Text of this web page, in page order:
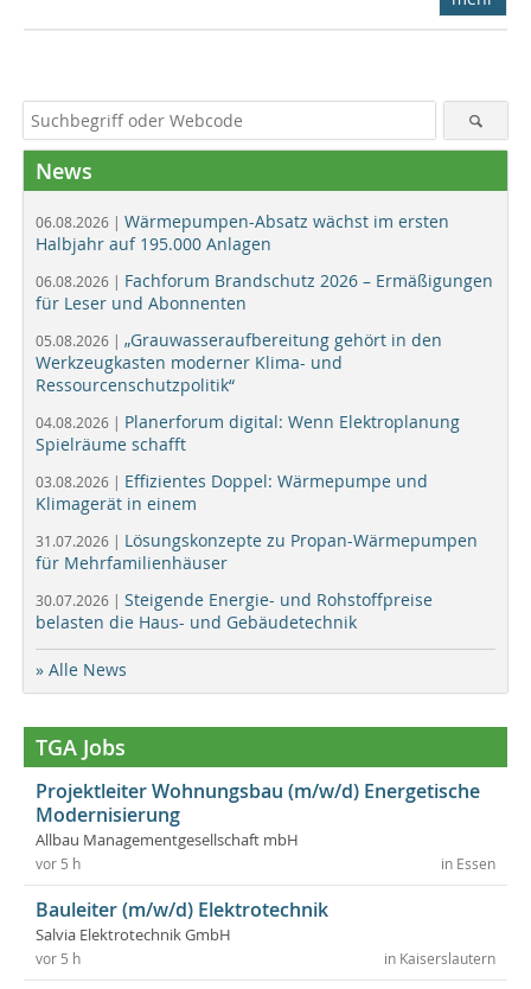
News
06.08.2026 | Wärmepumpen-Absatz wächst im ersten
Halbjahr auf 195.000 Anlagen
06.08.2026 | Fachforum Brandschutz 2026 – Ermäßigungen
für Leser und Abonnenten
05.08.2026 | „Grauwasseraufbereitung gehört in den
Werkzeugkasten moderner Klima- und
Ressourcenschutzpolitik“
04.08.2026 | Planerforum digital: Wenn Elektroplanung
Spielräume schafft
03.08.2026 | Effizientes Doppel: Wärmepumpe und
Klimagerät in einem
31.07.2026 | Lösungskonzepte zu Propan-Wärmepumpen
für Mehrfamilienhäuser
30.07.2026 | Steigende Energie- und Rohstoffpreise
belasten die Haus- und Gebäudetechnik
» Alle News
TGA Jobs
Projektleiter Wohnungsbau (m/w/d) Energetische
Modernisierung
Allbau Managementgesellschaft mbH
in Essen
vor 5 h
Bauleiter (m/w/d) Elektrotechnik
Salvia Elektrotechnik GmbH
in Kaiserslautern
vor 5 h